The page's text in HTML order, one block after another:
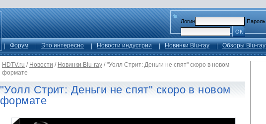
Логин
Пароль
ОК
Форум Это интересно Новости индустрии Новинки Blu-ray Обзоры Blu-ray
HDTV.ru / Новости / Новинки Blu-ray / "Уолл Стрит: Деньги не спят" скоро в новом
формате
"Уолл Стрит: Деньги не спят" скоро в новом
формате